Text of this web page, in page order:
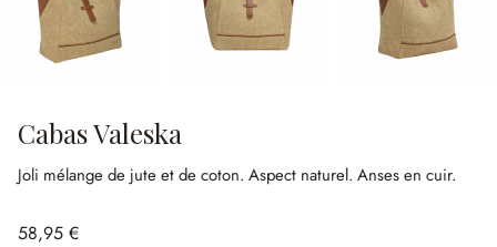
Cabas Valeska
Joli mélange de jute et de coton. Aspect naturel. Anses en cuir.
58,95 €